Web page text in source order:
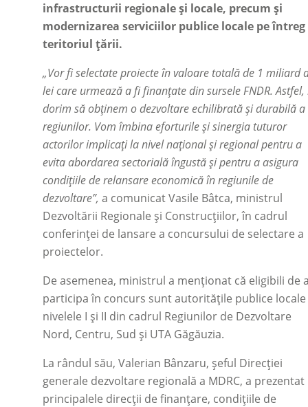
infrastructurii regionale și locale, precum și
modernizarea serviciilor publice locale pe întreg
teritoriul țării.
„Vor fi selectate proiecte în valoare totală de 1 miliard
lei care urmează a fi finanţate din sursele FNDR. Astfel,
dorim să obținem o dezvoltare echilibrată și durabilă a
regiunilor. Vom îmbina eforturile și sinergia tuturor
actorilor implicați la nivel național și regional pentru a
evita abordarea sectorială îngustă și pentru a asigura
condițiile de relansare economică în regiunile de
dezvoltare”, a comunicat Vasile Bâtca, ministrul
Dezvoltării Regionale și Construcțiilor, în cadrul
conferinței de lansare a concursului de selectare a
proiectelor.
De asemenea, ministrul a menționat că eligibili de
participa în concurs sunt autoritățile publice locale
nivelele I și II din cadrul Regiunilor de Dezvoltare
Nord, Centru, Sud și UTA Găgăuzia.
La rândul său, Valerian Bânzaru, șeful Direcției
generale dezvoltare regională a MDRC, a prezentat
principalele direcții de finanțare, condițiile de